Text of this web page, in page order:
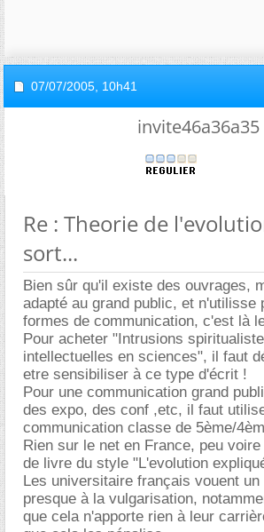
07/07/2005, 10h41
invite46a36a35
Re : Theorie de
sort...
Bien sûr qu'il existe des ouvrages,
adapté au grand public, et n'utilisse
formes de communication, c'est là
Pour acheter "Intrusions
intellectuelles en sciences", il faut
etre sensibiliser à ce type d'écrit !
Pour une communication grand
des expo, des conf ,etc, il faut
communication classe de 5ème/
Rien sur le net en France, peu
de livre du style "L'evolution
Les universitaire français vouent
presque à la vulgarisation,
que cela n'apporte rien à leur